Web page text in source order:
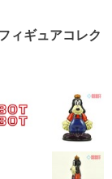
ィギュアコレク